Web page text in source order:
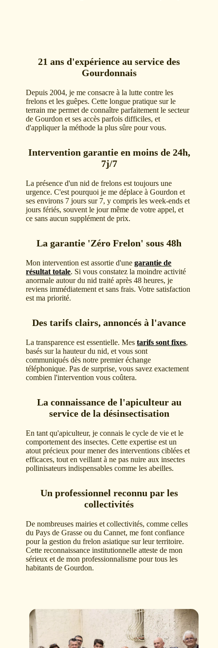
21 ans d'expérience au service des
Gourdonnais
Depuis 2004, je me consacre à la lutte contre les
frelons et les guêpes. Cette longue pratique sur le
terrain me permet de connaître parfaitement le secteur
de Gourdon et ses accès parfois difficiles, et
d'appliquer la méthode la plus sûre pour vous.
Intervention garantie en moins de 24h,
7j/7
La présence d'un nid de frelons est toujours une
urgence. C'est pourquoi je me déplace à Gourdon et
ses environs 7 jours sur 7, y compris les week-ends et
jours fériés, souvent le jour même de votre appel, et
ce sans aucun supplément de prix.
La garantie 'Zéro Frelon' sous 48h
Mon intervention est assortie d'unegarantie de
résultat totale. Si vous constatez la moindre activité
anormale autour du nid traité après 48 heures, je
reviens immédiatement et sans frais. Votre satisfaction
est ma priorité.
Des tarifs clairs, annoncés à l'avance
La transparence est essentielle. Mestarifs sont fixes,
basés sur la hauteur du nid, et vous sont
communiqués dès notre premier échange
téléphonique. Pas de surprise, vous savez exactement
combien l'intervention vous coûtera.
La connaissance de l'apiculteur au
service de la désinsectisation
En tant qu'apiculteur, je connais le cycle de vie et le
comportement des insectes. Cette expertise est un
atout précieux pour mener des interventions ciblées et
efficaces, tout en veillant à ne pas nuire aux insectes
pollinisateurs indispensables comme les abeilles.
Un professionnel reconnu par les
collectivités
De nombreuses mairies et collectivités, comme celles
du Pays de Grasse ou du Cannet, me font confiance
pour la gestion du frelon asiatique sur leur territoire.
Cette reconnaissance institutionnelle atteste de mon
sérieux et de mon professionnalisme pour tous les
habitants de Gourdon.